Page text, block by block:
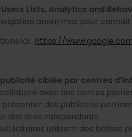
Lists, Analytics and
anonymes pour
ici : https://
ciblée par centres
avec des tierces
présenter des publicités
des sites indépendants.
utilisent des balises